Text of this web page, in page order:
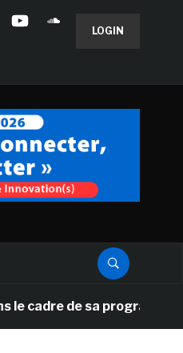
LOGIN
de sa programmation